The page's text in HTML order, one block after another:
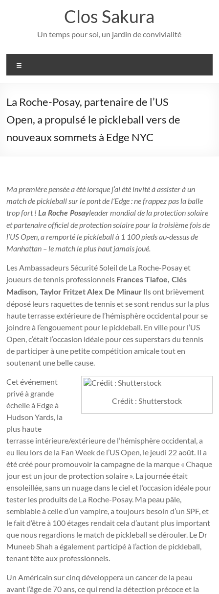
Clos Sakura
Un temps pour soi, un jardin de convivialité
La Roche-Posay, partenaire de l’US
Open, a propulsé le pickleball vers de
nouveaux sommets à Edge NYC
Ma première pensée a été lorsque j’ai été invité à assister à un
match de pickleball sur le pont de l’Edge : ne frappez pas la balle
trop fort !La Roche Posayleader mondial de la protection solaire
et partenaire officiel de protection solaire pour la troisième fois de
l’US Open, a remporté le pickleball à 1 100 pieds au-dessus de
Manhattan – le match le plus haut jamais joué.
Les Ambassadeurs Sécurité Soleil de La Roche-Posay et
joueurs de tennis professionnels Frances Tiafoe,Clés
Madison,Taylor FritzetAlex De Minaur Ils ont brièvement
déposé leurs raquettes de tennis et se sont rendus sur la plus
haute terrasse extérieure de l’hémisphère occidental pour se
joindre à l’engouement pour le pickleball. En ville pour l’US
Open, c’était l’occasion idéale pour ces superstars du tennis
de participer à une petite compétition amicale tout en
soutenant une belle cause.
Crédit : Shutterstock
Cet événement
privé à grande
échelle à Edge à
Hudson Yards, la
plus haute
terrasse intérieure/extérieure de l’hémisphère occidental, a
eu lieu lors de la Fan Week de l’US Open, le jeudi 22 août. Il a
été créé pour promouvoir la campagne de la marque « Chaque
jour est un jour de protection solaire ». La journée était
ensoleillée, sans un nuage dans le ciel et l’occasion idéale pour
tester les produits de La Roche-Posay. Ma peau pâle,
semblable à celle d’un vampire, a toujours besoin d’un SPF, et
le fait d’être à 100 étages rendait cela d’autant plus important
que nous regardions le match de pickleball se dérouler. Le Dr
Muneeb Shah a également participé à l’action de pickleball,
tenant tête aux professionnels.
Un Américain sur cinq développera un cancer de la peau
avant l’âge de 70 ans, ce qui rend la détection précoce et la